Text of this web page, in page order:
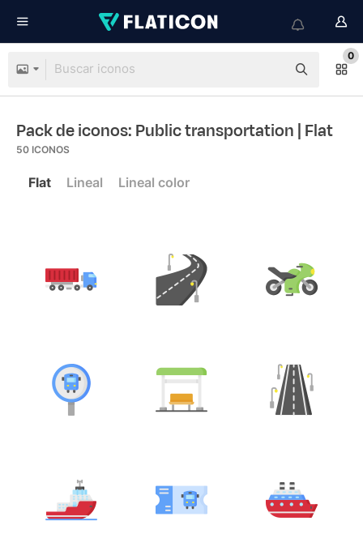
0
Pack de iconos: Public transportation | Flat
50 ICONOS
Flat Lineal Lineal color